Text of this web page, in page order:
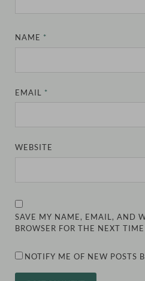
NAME *
EMAIL *
WEBSITE
SAVE MY NAME, EMAIL, AND
BROWSER FOR THE NEXT
NOTIFY ME OF NEW POSTS